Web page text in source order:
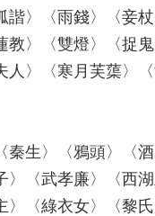
〉〈雨錢〉〈妾
〉〈雙燈〉〈捉
〉〈寒月芙蕖〉〈
秦生〉〈鴉頭〉〈
〈武孝廉〉〈西
〉〈綠衣女〉〈黎